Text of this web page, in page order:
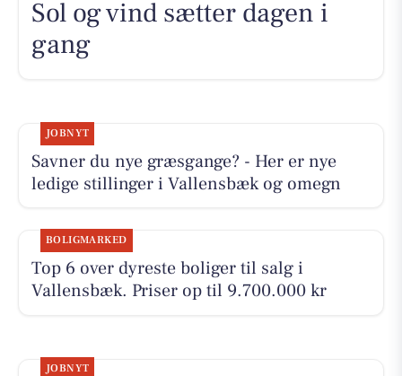
Sol og vind sætter dagen i
gang
JOBNYT
Savner du nye græsgange? - Her er nye
ledige stillinger i Vallensbæk og omegn
BOLIGMARKED
Top 6 over dyreste boliger til salg i
Vallensbæk. Priser op til 9.700.000 kr
JOBNYT